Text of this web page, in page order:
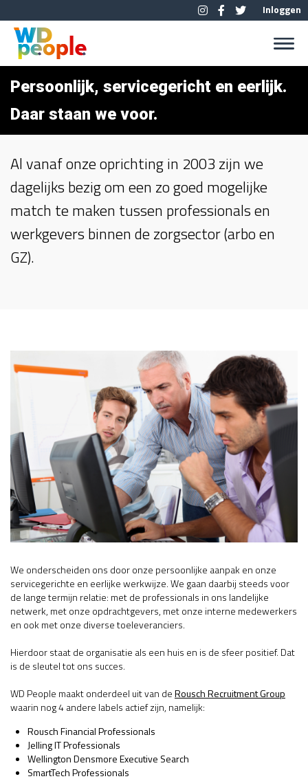
Inloggen
Persoonlijk, servicegericht en eerlijk.
Daar staan we voor.
Al vanaf onze oprichting in 2003 zijn we
dagelijks bezig om een zo goed mogelijke
match te maken tussen professionals en
werkgevers binnen de zorgsector (arbo en
GZ).
We onderscheiden ons door onze persoonlijke aanpak en onze
servicegerichte en eerlijke werkwijze. We gaan daarbij steeds voor
de lange termijn relatie: met de professionals in ons landelijke
netwerk, met onze opdrachtgevers, met onze interne medewerkers
en ook met onze diverse toeleveranciers.
Hierdoor staat de organisatie als een huis en is de sfeer positief. Dat
is de sleutel tot ons succes.
WD People maakt onderdeel uit van deRousch Recruitment Group
waarin nog 4 andere labels actief zijn, namelijk:
Rousch Financial Professionals
Jelling IT Professionals
Wellington Densmore Executive Search
SmartTech Professionals